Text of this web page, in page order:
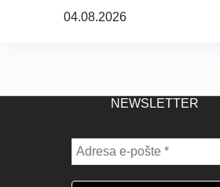
04.08.2026
NEWSLETTER